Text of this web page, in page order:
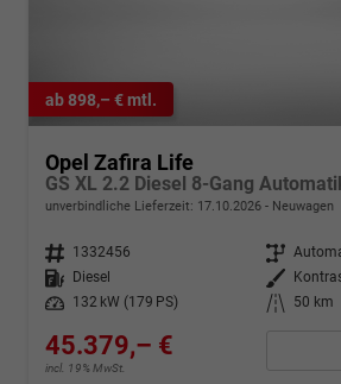
ab 898,– € mtl.
Opel Zafira Life
GS XL 2.2 Diesel 8-Gang
unverbindliche Lieferzeit: 17.10.2026 Neuwagen
Fahrzeugnr. 1332456 Getriebe
Kraftstoff
Diesel Außenfarbe
Leistung
132 kW (179 PS) Kilometerstand 50 km
45.379,– €
incl. 19% MwSt.